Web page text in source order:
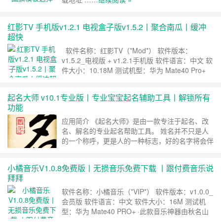
红影TV 手机版v1.2.1 电视盒子版v1.5.2丨聚合南瓜丨缓冲
超快
软件名称：红影TV（*Mod*） 软件版本：
v1.5.2_电视版 + v1.2.1手机版 软件语言：中文 软
件大小：10.18M 测试机型：华为 Mate40 Pro+
版。 ·红影也有直播板块，不过依旧是老样子，只
起名大师 v10.1专业版丨专业宝宝起名辅助工具丨解锁所有
功能
应用简介 《起名大师》是由一款专注于起名、改
名、解名的专业起名帮助工具。 姓名并不只是人
的一个称呼，更是人的一种标志，好的名字将会伴
与姓名有很大关系。这其实与八字、风水等玄学的
的，当别人称呼我们姓名的时候，其实等同于对我
们念咒语……继续阅读 »
小橘音乐V1.0.8免费版丨无损音乐免费下载 丨跟付费音乐说
拜拜
软件名称：小橘音乐（*VIP*） 软件版本：v1.0.0_
会员版 软件语言：中文 软件大小：16M 测试机
型：华为 Mate40 PRO+ ·此款音乐神器由秋名山